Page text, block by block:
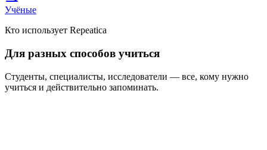
Учёные
Кто использует Repeatica
Для разных способов учиться
Студенты, специалисты, исследователи — все, кому нужно
учиться и действительно запоминать.